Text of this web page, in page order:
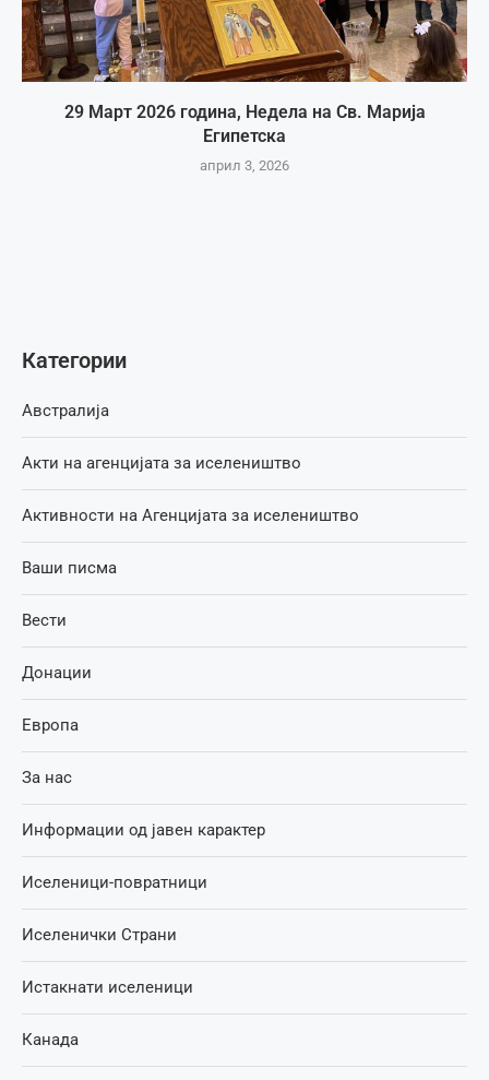
29 Март 2026 година, Недела на Св. Марија
Египетска
април 3, 2026
Категории
Австралија
Акти на агенцијата за иселеништво
Активности на Агенцијата за иселеништво
Ваши писма
Вести
Донации
Европа
За нас
Информации од јавен карактер
Иселеници-повратници
Иселенички Страни
Истакнати иселеници
Канада